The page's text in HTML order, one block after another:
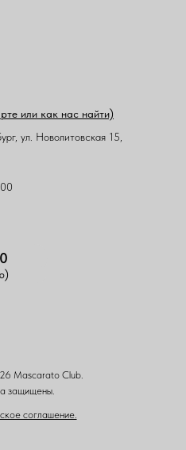
Mascarato Club.
защищены.
соглашение.
ул. Новолитовская 15,
или как нас найти)